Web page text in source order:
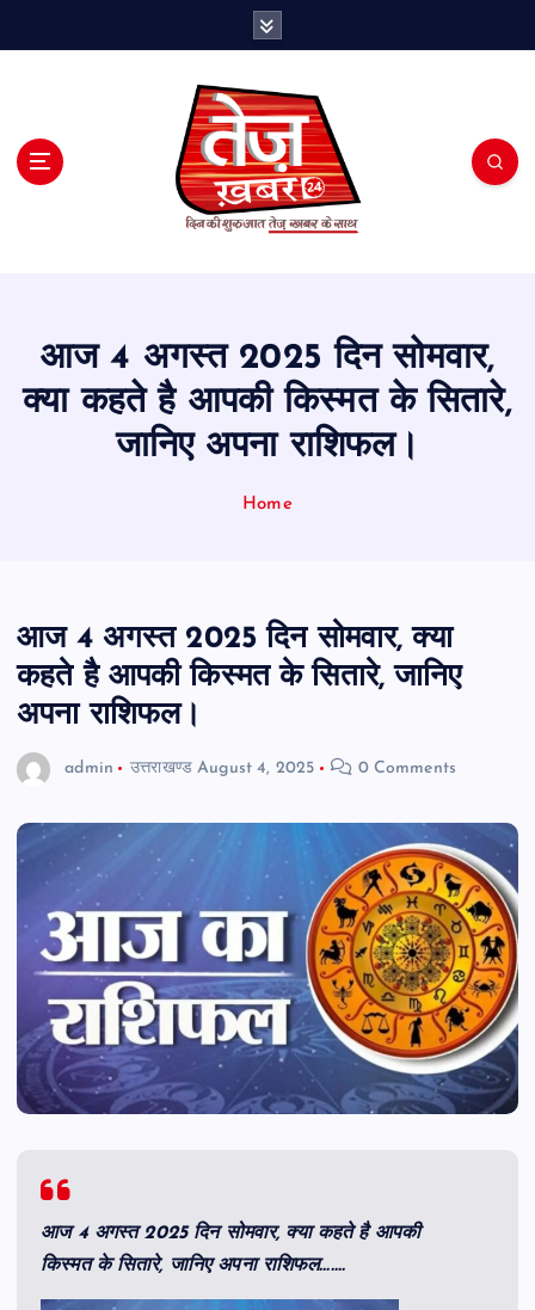
आज 4 अगस्त 2025 दिन सोमवार,
क्या कहते है आपकी किस्मत के सितारे,
जानिए अपना राशिफल।
Home
आज 4 अगस्त 2025 दिन सोमवार, क्या
कहते है आपकी किस्मत के सितारे, जानिए
अपना राशिफल।
admin उत्तराखण्ड August 4, 2025 0 Comments
आज 4 अगस्त 2025 दिन सोमवार, क्या कहते है आपकी
किस्मत के सितारे, जानिए अपना राशिफल…….